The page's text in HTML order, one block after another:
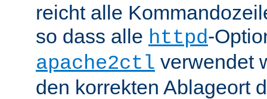
reicht alle
so dass alle httpd-
apache2ctl verwendet
den korrekten Ablageort